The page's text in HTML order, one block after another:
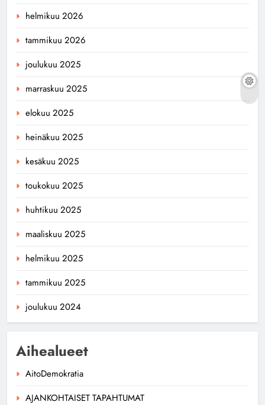
helmikuu 2026
tammikuu 2026
joulukuu 2025
marraskuu 2025
elokuu 2025
heinäkuu 2025
kesäkuu 2025
toukokuu 2025
huhtikuu 2025
maaliskuu 2025
helmikuu 2025
tammikuu 2025
joulukuu 2024
Aihealueet
AitoDemokratia
AJANKOHTAISET TAPAHTUMAT